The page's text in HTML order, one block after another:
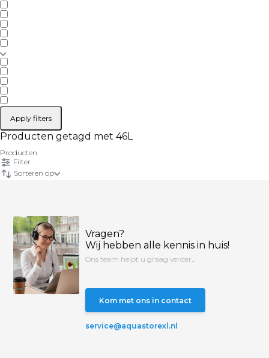
Apply filters
Producten getagd met 46L
Producten
Filter
Sorteren op
Vragen?
Wij hebben alle kennis in huis!
Ons team helpt u graag verder...
Kom met ons in contact
service@aquastorexl.nl